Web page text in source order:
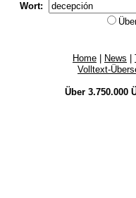
Wort:
Home News
Volltext-
Über 3.750.000